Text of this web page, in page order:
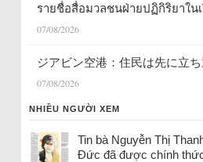
รายชื่อสื่อมวลชนฝ่ายปฏิกิริยาใน
07/08/2026
ジアビン空港：住民は先に立
07/08/2026
NHIỀU NGƯỜI XEM
Tin bà Nguyễn Thị
Đức đã được chính